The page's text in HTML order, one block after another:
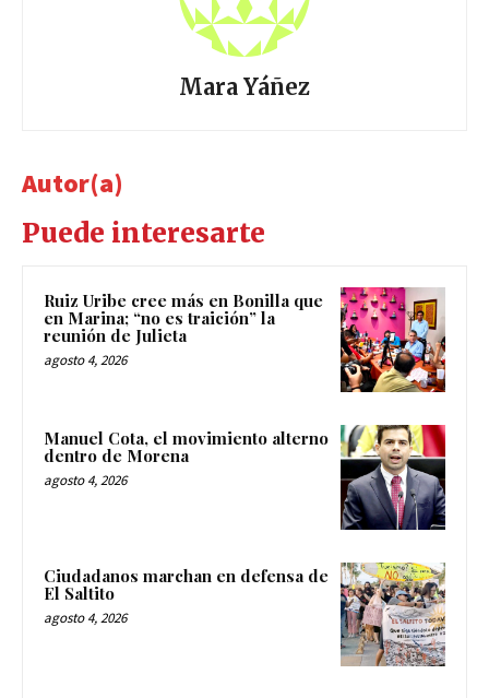
Mara Yáñez
Autor(a)
Puede interesarte
Ruiz Uribe cree más en Bonilla que
en Marina; “no es traición” la
reunión de Julieta
agosto 4, 2026
Manuel Cota, el movimiento alterno
dentro de Morena
agosto 4, 2026
Ciudadanos marchan en defensa de
El Saltito
agosto 4, 2026